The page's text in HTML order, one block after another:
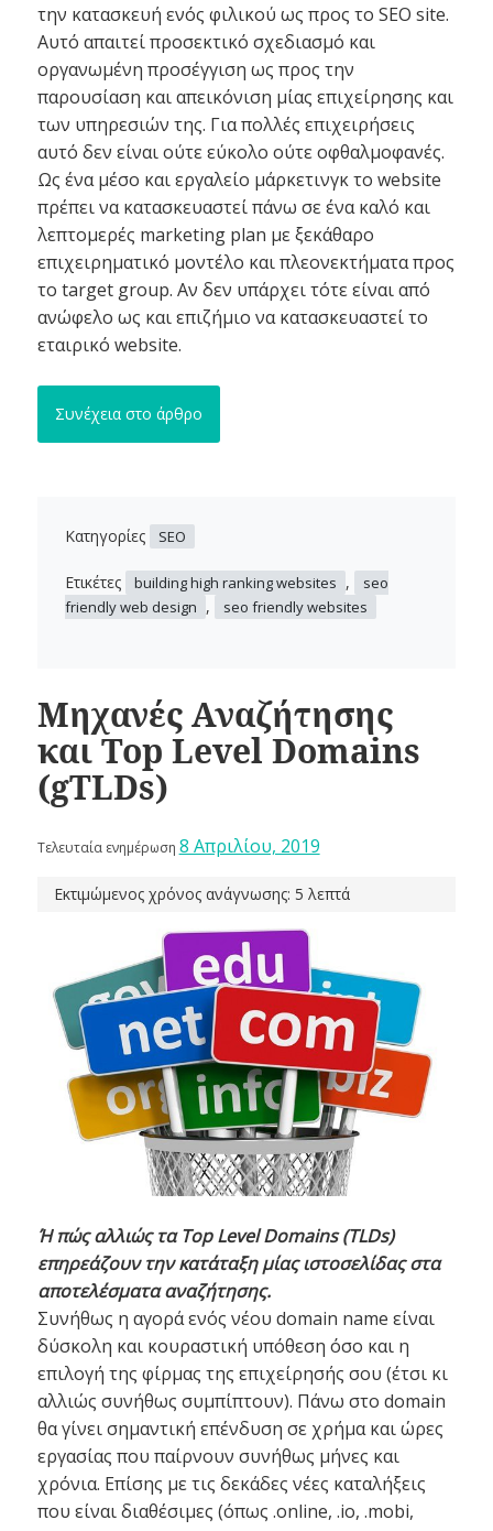
την κατασκευή ενός φιλικού ως προς το SEO site.
Αυτό απαιτεί προσεκτικό σχεδιασμό και
οργανωμένη προσέγγιση ως προς την
παρουσίαση και απεικόνιση μίας επιχείρησης και
των υπηρεσιών της. Για πολλές επιχειρήσεις
αυτό δεν είναι ούτε εύκολο ούτε οφθαλμοφανές.
Ως ένα μέσο και εργαλείο μάρκετινγκ το website
πρέπει να κατασκευαστεί πάνω σε ένα καλό και
λεπτομερές marketing plan με ξεκάθαρο
επιχειρηματικό μοντέλο και πλεονεκτήματα προς
το target group. Αν δεν υπάρχει τότε είναι από
ανώφελο ως και επιζήμιο να κατασκευαστεί το
εταιρικό website.
Συνέχεια στο άρθρο
Κατηγορίες SEO
Ετικέτες building high ranking websites ,
seo
friendly web design , seo friendly websites
Μηχανές Αναζήτησης
και Top Level Domains
(gTLDs)
Τελευταία ενημέρωση 8 Απριλίου, 2019
Εκτιμώμενος χρόνος ανάγνωσης: 5 λεπτά
Ή πώς αλλιώς τα Top Level Domains (TLDs)
επηρεάζουν την κατάταξη μίας ιστοσελίδας στα
αποτελέσματα αναζήτησης.
Συνήθως η αγορά ενός νέου domain name είναι
δύσκολη και κουραστική υπόθεση όσο και η
επιλογή της φίρμας της επιχείρησής σου (έτσι κι
αλλιώς συνήθως συμπίπτουν). Πάνω στο domain
θα γίνει σημαντική επένδυση σε χρήμα και ώρες
εργασίας που παίρνουν συνήθως μήνες και
χρόνια. Επίσης με τις δεκάδες νέες καταλήξεις
που είναι διαθέσιμες (όπως .online, .io, .mobi,